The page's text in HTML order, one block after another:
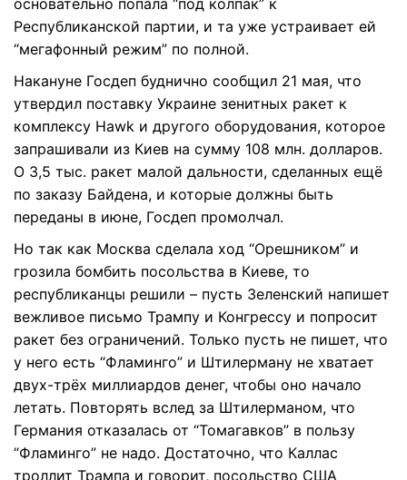
основательно попала “под колпак” к
Республиканской партии, и та уже устраивает ей
“мегафонный режим” по полной.
Накануне Госдеп буднично сообщил 21 мая, что
утвердил поставку Украине зенитных ракет к
комплексу Hawk и другого оборудования, которое
запрашивали из Киев на сумму 108 млн. долларов.
О 3,5 тыс. ракет малой дальности, сделанных ещё
по заказу Байдена, и которые должны быть
переданы в июне, Госдеп промолчал.
Но так как Москва сделала ход “Орешником” и
грозила бомбить посольства в Киеве, то
республиканцы решили – пусть Зеленский напишет
вежливое письмо Трампу и Конгрессу и попросит
ракет без ограничений. Только пусть не пишет, что
у него есть “Фламинго” и Штилерману не хватает
двух-трёх миллиардов денег, чтобы оно начало
летать. Повторять вслед за Штилерманом, что
Германия отказалась от “Томагавков” в пользу
“Фламинго” не надо. Достаточно, что Каллас
троллит Трампа и говорит, посольство США